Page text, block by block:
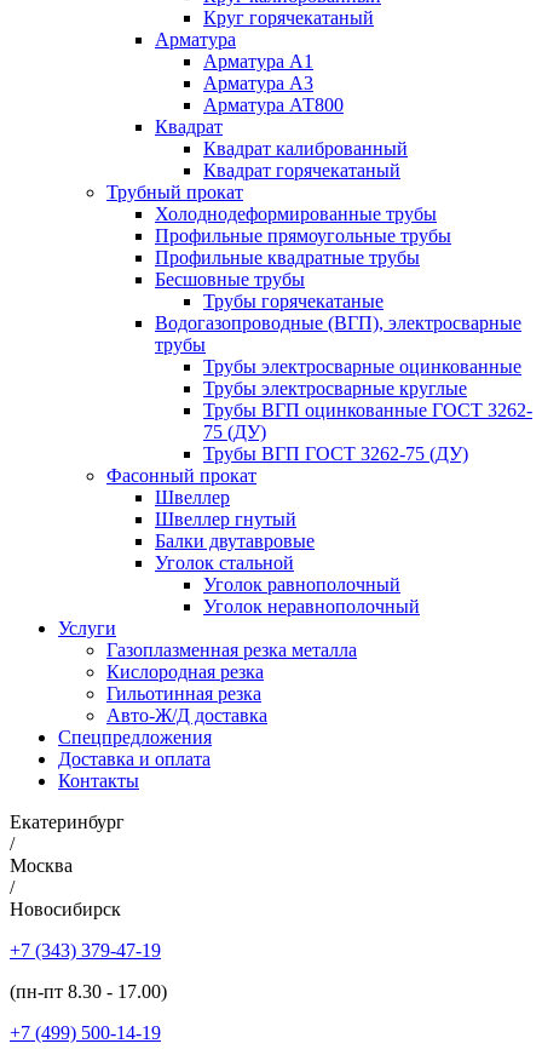
Круг горячекатаный
Арматура
Арматура А1
Арматура А3
Арматура АТ800
Квадрат
Квадрат калиброванный
Квадрат горячекатаный
Трубный прокат
Холоднодеформированные трубы
Профильные прямоугольные трубы
Профильные квадратные трубы
Бесшовные трубы
Трубы горячекатаные
Водогазопроводные (ВГП), электросварные
трубы
Трубы электросварные оцинкованные
Трубы электросварные круглые
Трубы ВГП оцинкованные ГОСТ 3262-
75 (ДУ)
Трубы ВГП ГОСТ 3262-75 (ДУ)
Фасонный прокат
Швеллер
Швеллер гнутый
Балки двутавровые
Уголок стальной
Уголок равнополочный
Уголок неравнополочный
Услуги
Газоплазменная резка металла
Кислородная резка
Гильотинная резка
Авто-Ж/Д доставка
Спецпредложения
Доставка и оплата
Контакты
Екатеринбург
/
Москва
/
Новосибирск
+7 (343) 379-47-19
(пн-пт 8.30 - 17.00)
+7 (499) 500-14-19